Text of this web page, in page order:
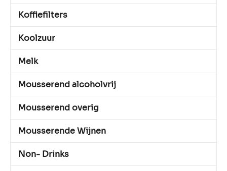
Koffiefilters
Koolzuur
Melk
Mousserend alcoholvrij
Mousserend overig
Mousserende Wijnen
Non- Drinks